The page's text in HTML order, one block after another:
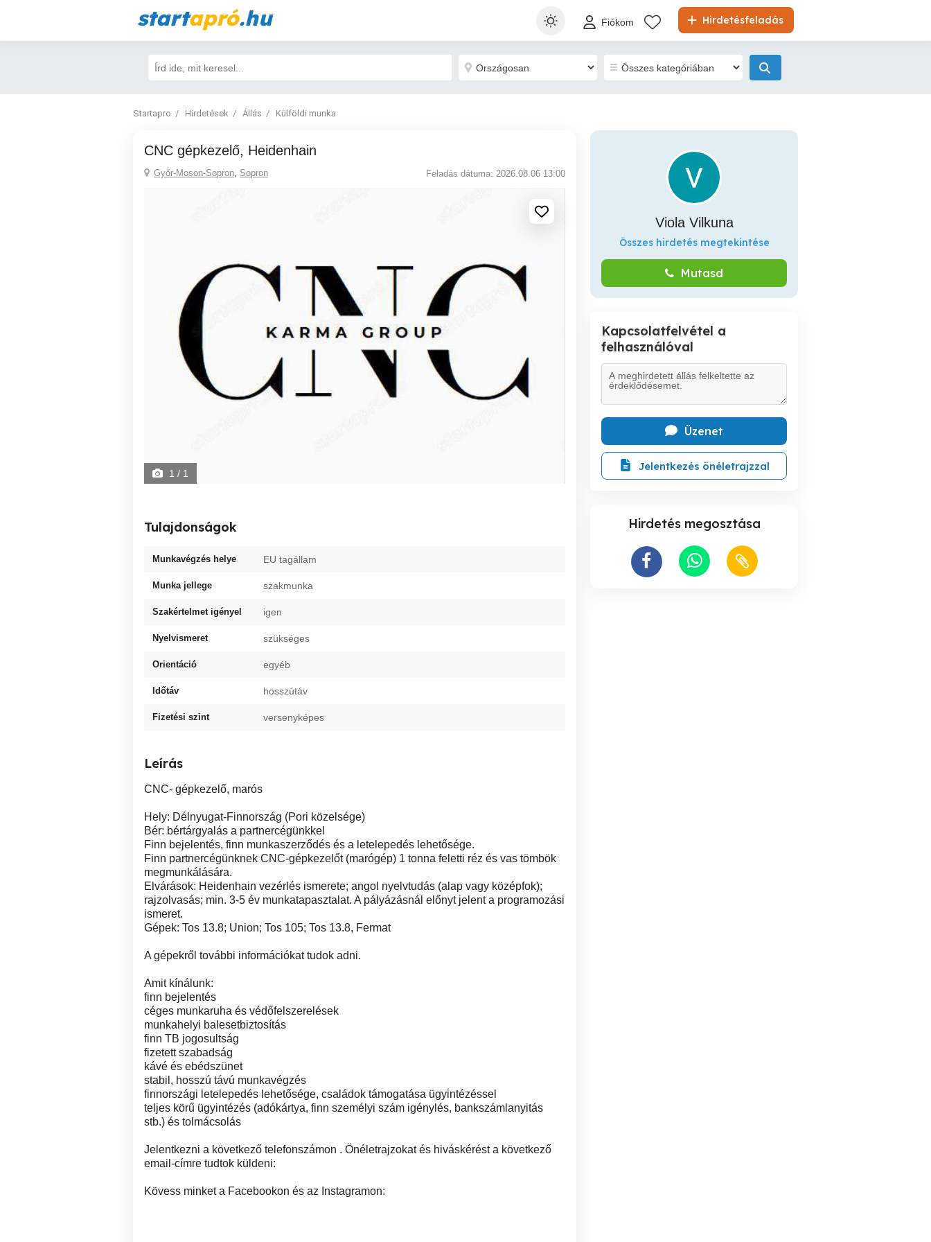
startapró.hu Hirdetésfeladás
Fiókom
Startapro Hirdetések Állás Külföldi munka
CNC gépkezelő, Heidenhain
Győr-Moson-Sopron, Sopron Feladás dátuma: 2026.08.06 13:00
1 / 1
Tulajdonságok
Munkavégzés helye EU tagállam
Munka jellege szakmunka
Szakértelmet igényel igen
Nyelvismeret szükséges
Orientáció egyéb
Időtáv hosszútáv
Fizetési szint versenyképes
Leírás
CNC- gépkezelő, marós
Hely: Délnyugat-Finnország (Pori közelsége)
Bér: bértárgyalás a partnercégünkkel
Finn bejelentés, finn munkaszerződés és a letelepedés lehetősége.
Finn partnercégünknek CNC-gépkezelőt (marógép) 1 tonna feletti réz és vas tömbök
megmunkálására.
Elvárások: Heidenhain vezérlés ismerete; angol nyelvtudás (alap vagy középfok);
rajzolvasás; min. 3-5 év munkatapasztalat. A pályázásnál előnyt jelent a programozási
ismeret.
Gépek: Tos 13.8; Union; Tos 105; Tos 13.8, Fermat
A gépekről további információkat tudok adni.
Amit kínálunk:
finn bejelentés
céges munkaruha és védőfelszerelések
munkahelyi balesetbiztosítás
finn TB jogosultság
fizetett szabadság
kávé és ebédszünet
stabil, hosszú távú munkavégzés
finnországi letelepedés lehetősége, családok támogatása ügyintézéssel
teljes körű ügyintézés (adókártya, finn személyi szám igénylés, bankszámlanyitás
stb.) és tolmácsolás
Jelentkezni a következő telefonszámon . Önéletrajzokat és hiváskérést a következő
email-címre tudtok küldeni:
Kövess minket a Facebookon és az Instagramon:
Viola Vilkuna
Összes hirdetés megtekintése
Mutasd
Kapcsolatfelvétel a
felhasználóval
Üzenet
Jelentkezés önéletrajzzal
Hirdetés megosztása